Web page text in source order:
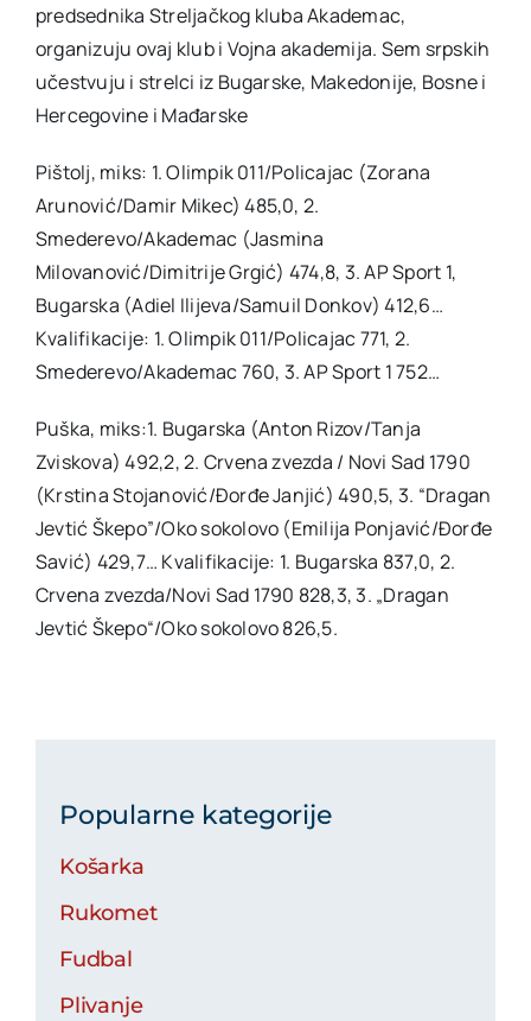
predsednika Streljačkog kluba Akademac,
organizuju ovaj klub i Vojna akademija. Sem srpskih
učestvuju i strelci iz Bugarske, Makedonije, Bosne i
Hercegovine i Mađarske
Pištolj, miks: 1. Olimpik 011/Policajac (Zorana
Arunović/Damir Mikec) 485,0, 2.
Smederevo/Akademac (Jasmina
Milovanović/Dimitrije Grgić) 474,8, 3. AP Sport 1,
Bugarska (Adiel Ilijeva/Samuil Donkov) 412,6…
Kvalifikacije: 1. Olimpik 011/Policajac 771, 2.
Smederevo/Akademac 760, 3. AP Sport 1 752…
Puška, miks:1. Bugarska (Anton Rizov/Tanja
Zviskova) 492,2, 2. Crvena zvezda / Novi Sad 1790
(Krstina Stojanović/Đorđe Janjić) 490,5, 3. “Dragan
Jevtić Škepo”/Oko sokolovo (Emilija Ponjavić/Đorđe
Savić) 429,7… Kvalifikacije: 1. Bugarska 837,0, 2.
Crvena zvezda/Novi Sad 1790 828,3, 3. „Dragan
Jevtić Škepo“/Oko sokolovo 826,5.
Popularne kategorije
Košarka
Rukomet
Fudbal
Plivanje